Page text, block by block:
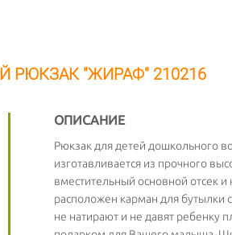
РЮКЗАК "ЖИРАФ" 210216
ОПИСАНИЕ
Рюкзак для детей дошкольного
изготавливается из прочного
вместительный основной отсек
расположен карман для бутылки
не натирают и не давят ребенку
Cообщим о примерной дате доставки товара
АКТУАЛЬНОСТЬ
- обязательно к заполнению